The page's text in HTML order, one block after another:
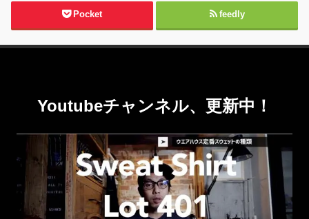
Pocket feedly
Youtubeチャンネル、更新中！